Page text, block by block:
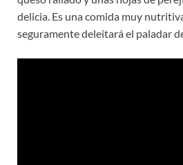
delicia. Es una comida muy
seguramente deleitará el paladar